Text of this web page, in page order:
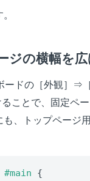
ジの横幅を広
ードの［外観］⇒
ことで、固定ペ
、トップページ
#main {